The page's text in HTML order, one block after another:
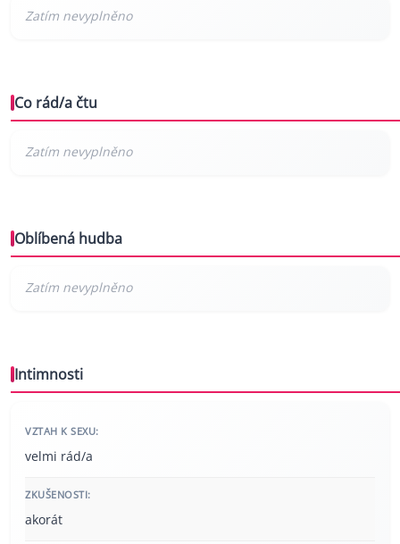
Co rád/a čtu
Oblíbená hudba
Intimnosti
VZTAH K SEXU:
velmi rád/a
ZKUŠENOSTI:
akorát